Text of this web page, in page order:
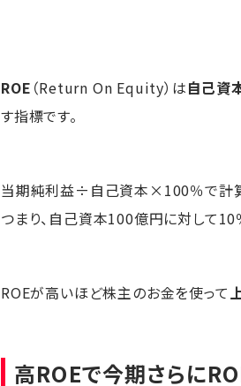
ROE （Return On Equity）は自己資
す指標です。
当期純利益÷自己資本×100％で計算
つまり、自己資本100億円に対して
ROEが高いほど株主のお金を使って
高ROEで今期さらに